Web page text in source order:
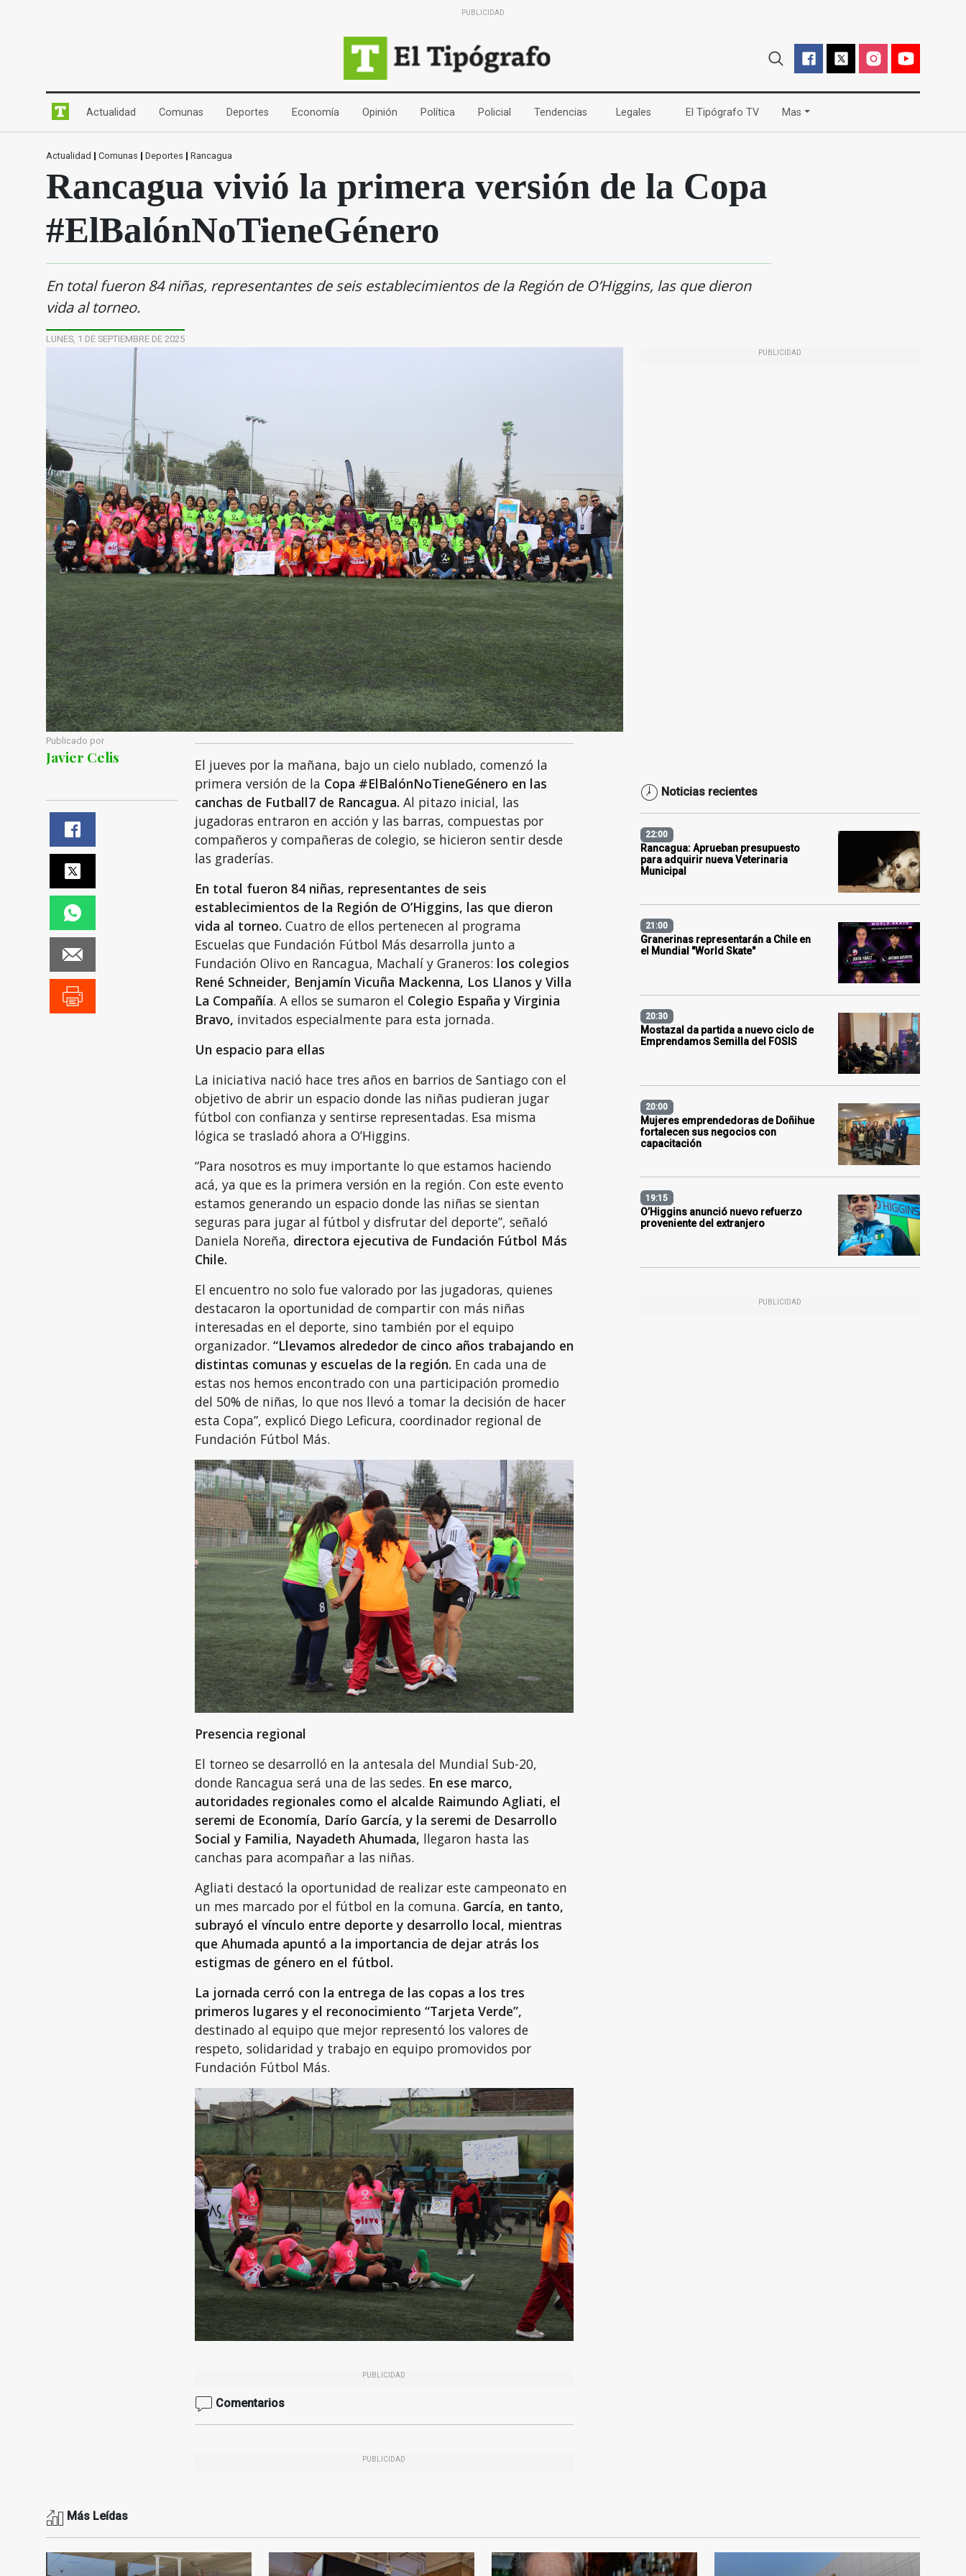
PUBLICIDAD
Actualidad (current)Comunas (current)Deportes (current)Economía (current)Opinión (current)Política (current)Policial (current)Tendencias (current)Legales (current)El Tipógrafo TV(current)
Mas
Actualidad | Comunas | Deportes | Rancagua
Rancagua vivió la primera versión de la Copa
#ElBalónNoTieneGénero
En total fueron 84 niñas, representantes de seis establecimientos de la Región de O’Higgins, las que dieron
vida al torneo.
LUNES, 1 DE SEPTIEMBRE DE 2025
PUBLICIDAD
Publicado por
Javier Celis
El jueves por la mañana, bajo un cielo nublado, comenzó la
primera versión de la Copa #ElBalónNoTieneGénero en las
canchas de Futball7 de Rancagua. Al pitazo inicial, las
jugadoras entraron en acción y las barras, compuestas por
compañeros y compañeras de colegio, se hicieron sentir desde
las graderías.
En total fueron 84 niñas, representantes de seis
establecimientos de la Región de O’Higgins, las que dieron
vida al torneo. Cuatro de ellos pertenecen al programa
Escuelas que Fundación Fútbol Más desarrolla junto a
Fundación Olivo en Rancagua, Machalí y Graneros: los colegios
René Schneider, Benjamín Vicuña Mackenna, Los Llanos y Villa
La Compañía. A ellos se sumaron el Colegio España y Virginia
Bravo, invitados especialmente para esta jornada.
Un espacio para ellas
La iniciativa nació hace tres años en barrios de Santiago con el
objetivo de abrir un espacio donde las niñas pudieran jugar
fútbol con confianza y sentirse representadas. Esa misma
lógica se trasladó ahora a O’Higgins.
“Para nosotros es muy importante lo que estamos haciendo
acá, ya que es la primera versión en la región. Con este evento
estamos generando un espacio donde las niñas se sientan
seguras para jugar al fútbol y disfrutar del deporte”, señaló
Daniela Noreña, directora ejecutiva de Fundación Fútbol Más
Chile.
El encuentro no solo fue valorado por las jugadoras, quienes
destacaron la oportunidad de compartir con más niñas
interesadas en el deporte, sino también por el equipo
organizador. “Llevamos alrededor de cinco años trabajando en
distintas comunas y escuelas de la región. En cada una de
estas nos hemos encontrado con una participación promedio
del 50% de niñas, lo que nos llevó a tomar la decisión de hacer
esta Copa”, explicó Diego Leficura, coordinador regional de
Fundación Fútbol Más.
Presencia regional
El torneo se desarrolló en la antesala del Mundial Sub-20,
donde Rancagua será una de las sedes. En ese marco,
autoridades regionales como el alcalde Raimundo Agliati, el
seremi de Economía, Darío García, y la seremi de Desarrollo
Social y Familia, Nayadeth Ahumada, llegaron hasta las
canchas para acompañar a las niñas.
Agliati destacó la oportunidad de realizar este campeonato en
un mes marcado por el fútbol en la comuna. García, en tanto,
subrayó el vínculo entre deporte y desarrollo local, mientras
que Ahumada apuntó a la importancia de dejar atrás los
estigmas de género en el fútbol.
La jornada cerró con la entrega de las copas a los tres
primeros lugares y el reconocimiento “Tarjeta Verde”,
destinado al equipo que mejor representó los valores de
respeto, solidaridad y trabajo en equipo promovidos por
Fundación Fútbol Más.
PUBLICIDAD
Comentarios
PUBLICIDAD
Noticias recientes
22:00
Rancagua: Aprueban presupuesto
para adquirir nueva Veterinaria
Municipal
21:00
Granerinas representarán a Chile en
el Mundial "World Skate"
20:30
Mostazal da partida a nuevo ciclo de
Emprendamos Semilla del FOSIS
20:00
Mujeres emprendedoras de Doñihue
fortalecen sus negocios con
capacitación
19:15
O’Higgins anunció nuevo refuerzo
proveniente del extranjero
PUBLICIDAD
Más Leídas